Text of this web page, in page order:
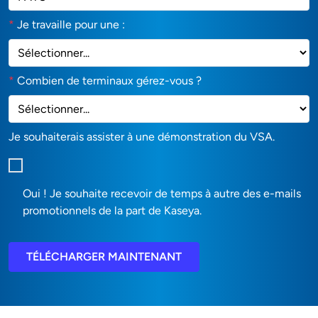
* Je travaille pour une :
* Combien de terminaux gérez-vous ?
Je souhaiterais assister à une démonstration du VSA.
Oui ! Je souhaite recevoir de temps à autre des e-mails
promotionnels de la part de Kaseya.
TÉLÉCHARGER MAINTENANT